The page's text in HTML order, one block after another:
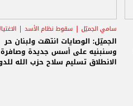
سامي الجميّل سقوط نظام الأسد
الجميّل: الوصايات انتهت ولبنان حر
وسنبنيه على أسس جديدة وصافرة
الانطلاق تسليم سلاح حزب الله